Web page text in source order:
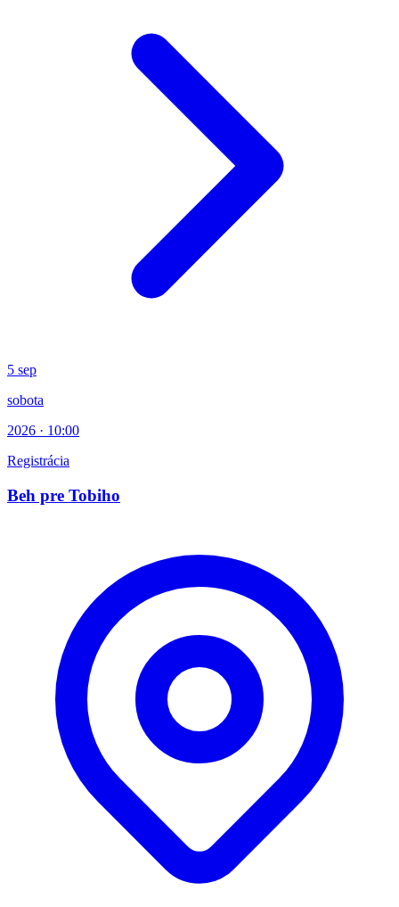
5 sep
sobota
2026 · 10:00
Registrácia
Beh pre Tobiho